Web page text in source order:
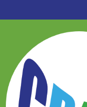
Премини към